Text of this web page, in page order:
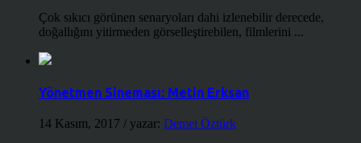
Çok sıkıcı görünen senaryoları dahi izlenebilir derecede,
doğallığını yitirmeden görselleştirebilen, filmlerini ...
Yönetmen Sineması: Metin Erksan
14 Kasım, 2017 / yazar: Demet Öztürk